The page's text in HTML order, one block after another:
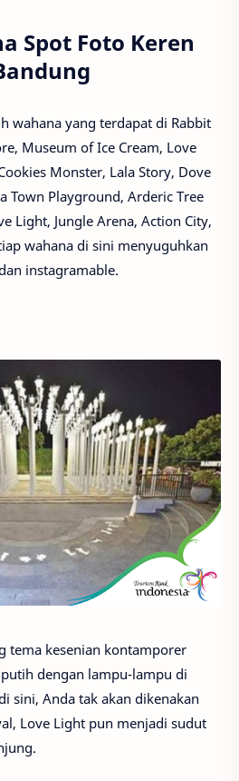
Spot Foto Keren
wahana yang terdapat di Rabbit
Museum of Ice Cream, Love
Monster, Lala Story, Dove
Town Playground, Arderic Tree
Light, Jungle Arena, Action City,
wahana di sini menyuguhkan
instagramable.
tema kesenian kontamporer
dengan lampu-lampu di
sini, Anda tak akan dikenakan
Love Light pun menjadi sudut